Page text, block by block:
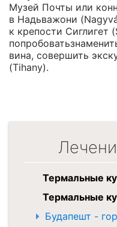
Музей Почты или
в Надьважони
к крепости Сиглигет
вина, совершить
(Tihany).
Термальные
Термальные
Будапешт -